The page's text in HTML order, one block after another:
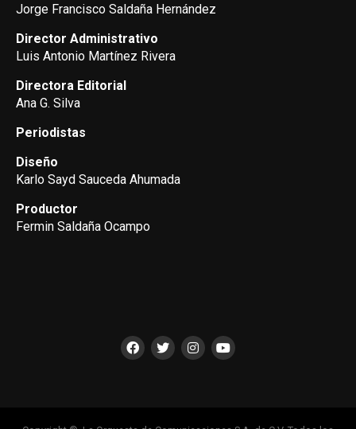
Jorge Francisco Saldaña Hernández
Director Administrativo
Luis Antonio Martínez Rivera
Directora Editorial
Ana G. Silva
Periodistas
Diseño
Karlo Sayd Sauceda Ahumada
Productor
Fermin Saldaña Ocampo